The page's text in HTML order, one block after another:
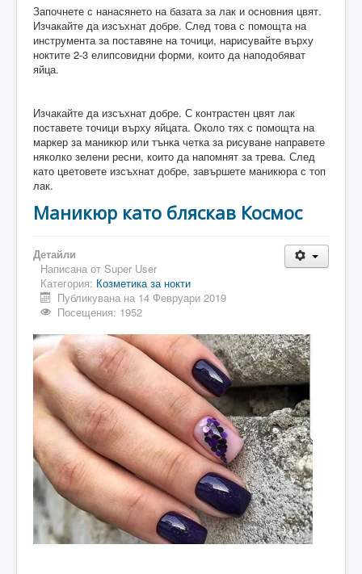
Започнете с нанасянето на базата за лак и основния цвят.
Изчакайте да изсъхнат добре. След това с помощта на
инструмента за поставяне на точици, нарисувайте върху
ноктите 2-3 елипсовидни форми, които да наподобяват
яйца.
Изчакайте да изсъхнат добре. С контрастен цвят лак
поставете точици върху яйцата. Около тях с помощта на
маркер за маникюр или тънка четка за рисуване направете
няколко зелени ресни, които да напомнят за трева. След
като цветовете изсъхнат добре, завършете маникюра с топ
лак.
Маникюр като бляскав Космос
Детайли
Написана от Super User
Категория: Козметика за нокти
Публикувана на 14 Февруари 2019
Посещения: 1952